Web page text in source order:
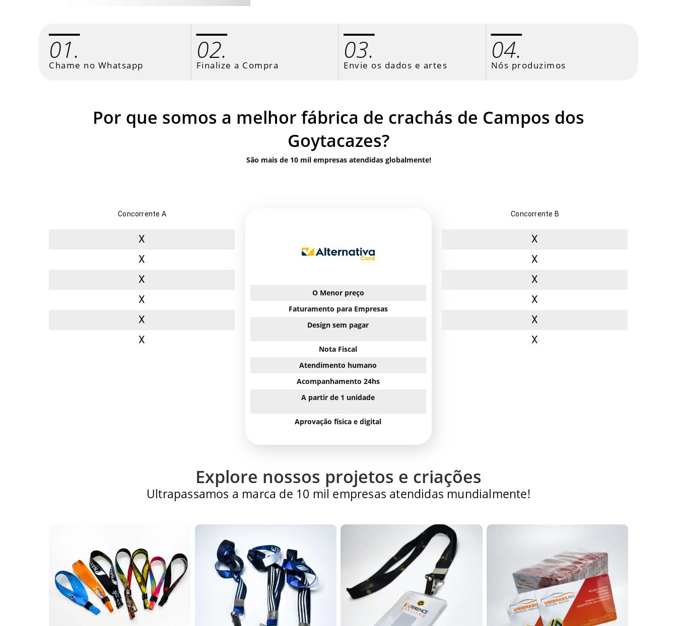
01.
Chame no Whatsapp
02.
Finalize a Compra
03.
Envie os dados e artes
04.
Nós produzimos
Por que somos a melhor fábrica de crachás de Campos dos
Goytacazes?
São mais de 10 mil empresas atendidas globalmente!
Concorrente A
X
X
X
X
X
X
O Menor preço
Faturamento para Empresas
Design sem pagar
Nota Fiscal
Atendimento humano
Acompanhamento 24hs
A partir de 1 unidade
Aprovação física e digital
Concorrente B
X
X
X
X
X
X
Explore nossos projetos e criações
Ultrapassamos a marca de 10 mil empresas atendidas mundialmente!